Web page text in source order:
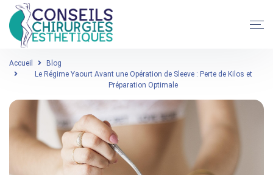
Accueil
Blog
Le Régime Yaourt Avant une Opération de Sleeve : Perte de Kilos et
Préparation Optimale